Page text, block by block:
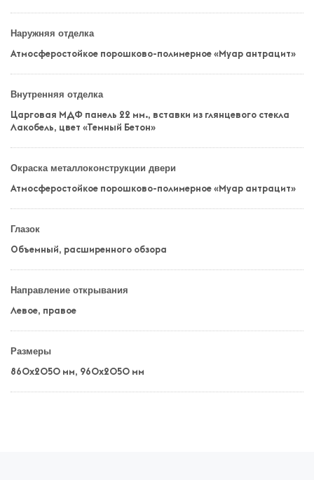
Наружняя отделка
Атмосферостойкое порошково-полимерное «Муар антрацит»
Внутренняя отделка
Царговая МДФ панель 22 мм., вставки из глянцевого стекла
Лакобель, цвет «Темный Бетон»
Окраска металлоконструкции двери
Атмосферостойкое порошково-полимерное «Муар антрацит»
Глазок
Объемный, расширенного обзора
Направление открывания
Левое, правое
Размеры
860х2050 мм, 960х2050 мм